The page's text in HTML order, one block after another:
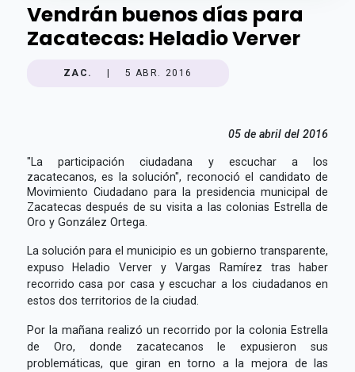
Vendrán buenos días para
Zacatecas: Heladio Verver
ZAC. 5 ABR. 2016
05 de abril del 2016
"La participación ciudadana y escuchar a los
zacatecanos, es la solución", reconoció el candidato de
Movimiento Ciudadano para la presidencia municipal de
Zacatecas después de su visita a las colonias Estrella de
Oro y González Ortega.
La solución para el municipio es un gobierno transparente,
expuso Heladio Verver y Vargas Ramírez tras haber
recorrido casa por casa y escuchar a los ciudadanos en
estos dos territorios de la ciudad.
Por la mañana realizó un recorrido por la colonia Estrella
de Oro, donde zacatecanos le expusieron sus
problemáticas, que giran en torno a la mejora de las